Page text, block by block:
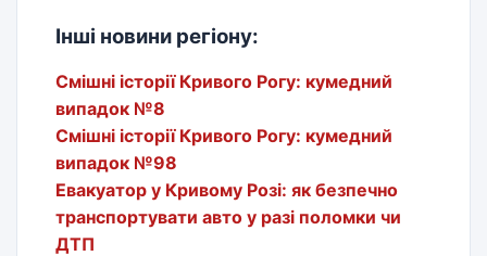
Інші новини регіону:
Смішні історії Кривого Рогу: кумедний
випадок №8
Смішні історії Кривого Рогу: кумедний
випадок №98
Евакуатор у Кривому Розі: як безпечно
транспортувати авто у разі поломки чи
ДТП